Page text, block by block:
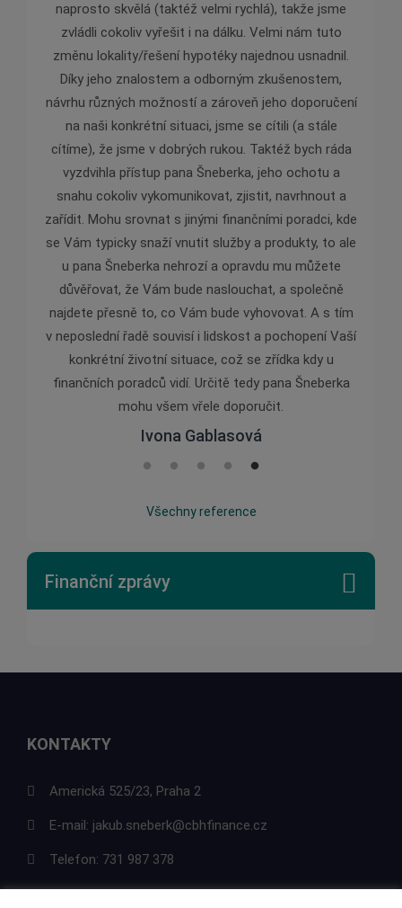
naprosto skvělá (taktéž velmi rychlá), takže jsme
zvládli cokoliv vyřešit i na dálku. Velmi nám tuto
změnu lokality/řešení hypotéky najednou usnadnil.
Díky jeho znalostem a odborným zkušenostem,
návrhu různých možností a zároveň jeho doporučení
na naši konkrétní situaci, jsme se cítili (a stále
cítíme), že jsme v dobrých rukou. Taktéž bych ráda
vyzdvihla přístup pana Šneberka, jeho ochotu a
snahu cokoliv vykomunikovat, zjistit, navrhnout a
zařídit. Mohu srovnat s jinými finančními poradci, kde
se Vám typicky snaží vnutit služby a produkty, to ale
u pana Šneberka nehrozí a opravdu mu můžete
důvěřovat, že Vám bude naslouchat, a společně
najdete přesně to, co Vám bude vyhovovat. A s tím
v neposlední řadě souvisí i lidskost a pochopení Vaší
konkrétní životní situace, což se zřídka kdy u
finančních poradců vidí. Určitě tedy pana Šneberka
mohu všem vřele doporučit.
Ivona Gablasová
Všechny reference
Finanční zprávy
KONTAKTY
Americká 525/23, Praha 2
E-mail: jakub.sneberk@cbhfinance.cz
Telefon: 731 987 378